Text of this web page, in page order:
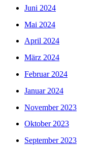
Juni 2024
Mai 2024
April 2024
März 2024
Februar 2024
Januar 2024
November 2023
Oktober 2023
September 2023